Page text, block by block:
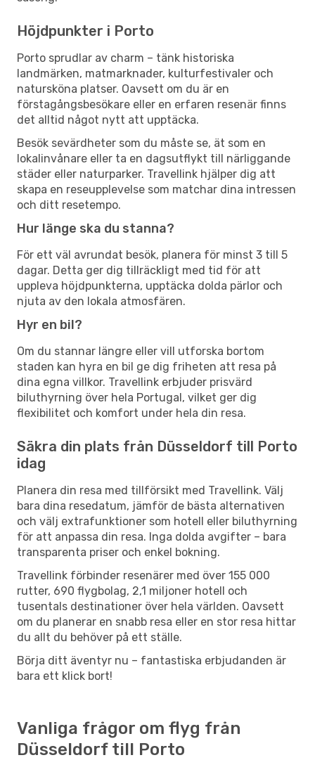
Höjdpunkter i Porto
Porto sprudlar av charm – tänk historiska
landmärken, matmarknader, kulturfestivaler och
natursköna platser. Oavsett om du är en
förstagångsbesökare eller en erfaren resenär finns
det alltid något nytt att upptäcka.
Besök sevärdheter som du måste se, ät som en
lokalinvånare eller ta en dagsutflykt till närliggande
städer eller naturparker. Travellink hjälper dig att
skapa en reseupplevelse som matchar dina intressen
och ditt resetempo.
Hur länge ska du stanna?
För ett väl avrundat besök, planera för minst 3 till 5
dagar. Detta ger dig tillräckligt med tid för att
uppleva höjdpunkterna, upptäcka dolda pärlor och
njuta av den lokala atmosfären.
Hyr en bil?
Om du stannar längre eller vill utforska bortom
staden kan hyra en bil ge dig friheten att resa på
dina egna villkor. Travellink erbjuder prisvärd
biluthyrning över hela Portugal, vilket ger dig
flexibilitet och komfort under hela din resa.
Säkra din plats från Düsseldorf till Porto
idag
Planera din resa med tillförsikt med Travellink. Välj
bara dina resedatum, jämför de bästa alternativen
och välj extrafunktioner som hotell eller biluthyrning
för att anpassa din resa. Inga dolda avgifter – bara
transparenta priser och enkel bokning.
Travellink förbinder resenärer med över 155 000
rutter, 690 flygbolag, 2,1 miljoner hotell och
tusentals destinationer över hela världen. Oavsett
om du planerar en snabb resa eller en stor resa hittar
du allt du behöver på ett ställe.
Börja ditt äventyr nu – fantastiska erbjudanden är
bara ett klick bort!
Vanliga frågor om flyg från
Düsseldorf till Porto